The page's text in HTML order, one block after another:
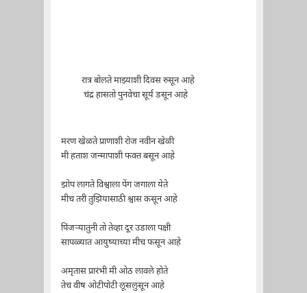
रात्र बोलते माझ्याशी दिवस रुसून आहे
चंद्र हासतो पुनवेचा सूर्य डसून आहे
मरण खेळते प्राणाशी रोज नवीन खेळी
मी हताश जन्मापाशी फक्त बसून आहे
झोप लागते विश्वाला पेंग जगाला येते
मीच तरी तुझियासाठी श्वास कसून आहे
पिंजऱ्यातुनी तो तेव्हा दूर उडाला पक्षी
सापळ्यात आयुष्याच्या मीच फसून आहे
अमृतास प्रारंभी मी ओठ लावले होते
तेच वीष ओटीपोटी लूसलुसून आहे